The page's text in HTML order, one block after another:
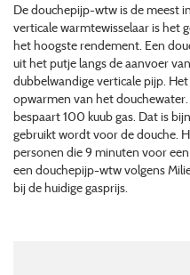
De douchepijp-wtw is de meest
verticale warmtewisselaar is het
het hoogste rendement. Een
uit het putje langs de aanvoer
dubbelwandige verticale pijp.
opwarmen van het
bespaart 100 kuub gas. Dat is
gebruikt wordt voor de douche.
personen die 9 minuten voor
een douchepijp-wtw volgens
bij de huidige gasprijs.